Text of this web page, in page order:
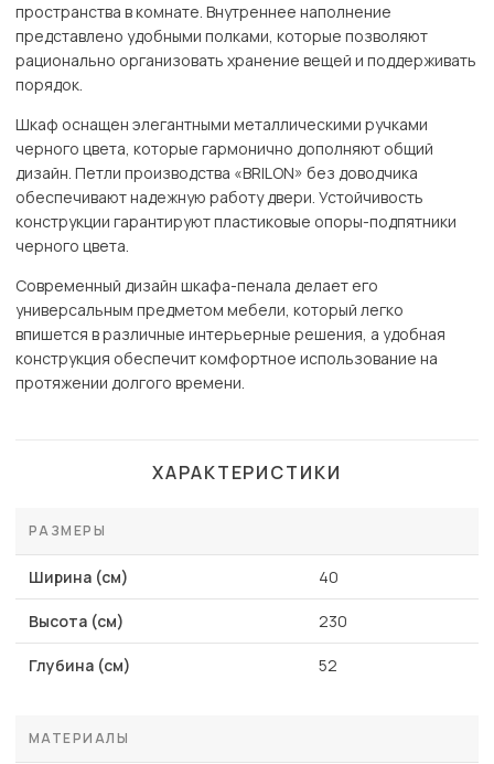
пространства в комнате. Внутреннее наполнение
представлено удобными полками, которые позволяют
рационально организовать хранение вещей и поддерживать
порядок.
Шкаф оснащен элегантными металлическими ручками
черного цвета, которые гармонично дополняют общий
дизайн. Петли производства «BRILON» без доводчика
обеспечивают надежную работу двери. Устойчивость
конструкции гарантируют пластиковые опоры-подпятники
черного цвета.
Современный дизайн шкафа-пенала делает его
универсальным предметом мебели, который легко
впишется в различные интерьерные решения, а удобная
конструкция обеспечит комфортное использование на
протяжении долгого времени.
ХАРАКТЕРИСТИКИ
РАЗМЕРЫ
Ширина (см) 40
Высота (см) 230
Глубина (см) 52
МАТЕРИАЛЫ